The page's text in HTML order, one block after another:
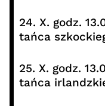
24. X. godz.
tańca
25. X. godz.
tańca